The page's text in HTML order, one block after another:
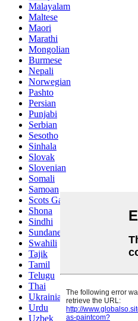
Malayalam
Maltese
Maori
Marathi
Mongolian
Burmese
Nepali
Norwegian
Pashto
Persian
Punjabi
Serbian
Sesotho
Sinhala
Slovak
Slovenian
Somali
Samoan
Scots Gaelic
Shona
Sindhi
Sundanese
Swahili
Tajik
Tamil
Telugu
Thai
Ukrainian
Urdu
Uzbek